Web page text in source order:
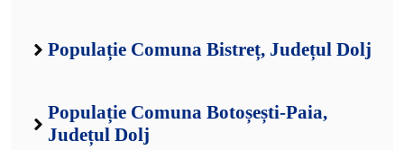
Populație Comuna Bistreț, Județul Dolj
Populație Comuna Botoșești-Paia,
Județul Dolj